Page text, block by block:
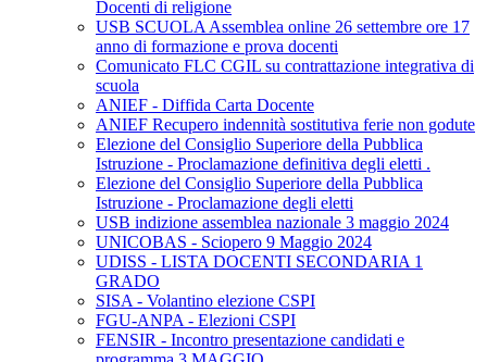
Docenti di religione
USB SCUOLA Assemblea online 26 settembre ore 17
anno di formazione e prova docenti
Comunicato FLC CGIL su contrattazione integrativa di
scuola
ANIEF - Diffida Carta Docente
ANIEF Recupero indennità sostitutiva ferie non godute
Elezione del Consiglio Superiore della Pubblica
Istruzione - Proclamazione definitiva degli eletti .
Elezione del Consiglio Superiore della Pubblica
Istruzione - Proclamazione degli eletti
USB indizione assemblea nazionale 3 maggio 2024
UNICOBAS - Sciopero 9 Maggio 2024
UDISS - LISTA DOCENTI SECONDARIA 1
GRADO
SISA - Volantino elezione CSPI
FGU-ANPA - Elezioni CSPI
FENSIR - Incontro presentazione candidati e